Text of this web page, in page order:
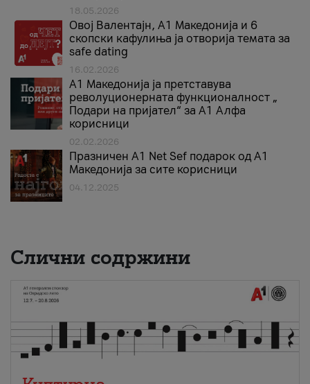
18.05.2026
Овој Валентајн, A1 Македонија и 6
скопски кафулиња ја отворија темата за
safe dating
16.02.2026
А1 Македонија ја претставува
револуционерната функционалност „
Подари на пријател“ за А1 Алфа
корисници
02.02.2026
Празничен A1 Net Sеf подарок од А1
Македонија за сите корисници
04.12.2025
Слични содржини